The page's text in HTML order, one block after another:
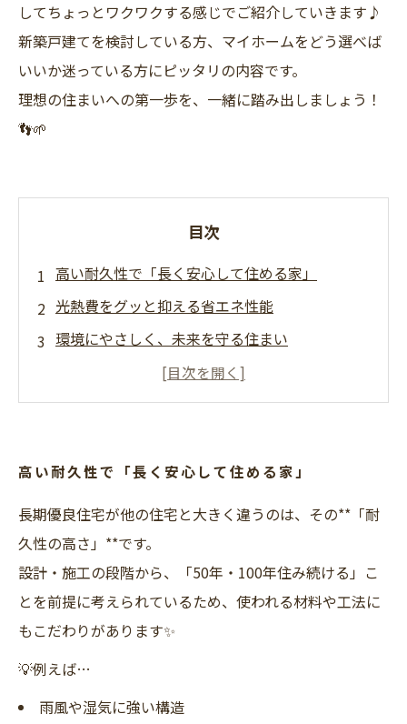
してちょっとワクワクする感じでご紹介していきます♪
新築戸建てを検討している方、マイホームをどう選べば
いいか迷っている方にピッタリの内容です。
理想の住まいへの第一歩を、一緒に踏み出しましょう！
👣🌱
目次
高い耐久性で「長く安心して住める家」
光熱費をグッと抑える省エネ性能
環境にやさしく、未来を守る住まい
家族みんなが安心できる、安全性の高さ
家の価値が下がりにくい！資産としても◎
補助金や税制優遇で、意外とお得に建てられ
良住宅」
高い耐久性で「長く安心して住める家」
長期優良住宅が他の住宅と大きく違うのは、その**「耐
久性の高さ」**です。
設計・施工の段階から、「50年・100年住み続ける」こ
とを前提に考えられているため、使われる材料や工法に
もこだわりがあります✨
💡例えば…
雨風や湿気に強い構造